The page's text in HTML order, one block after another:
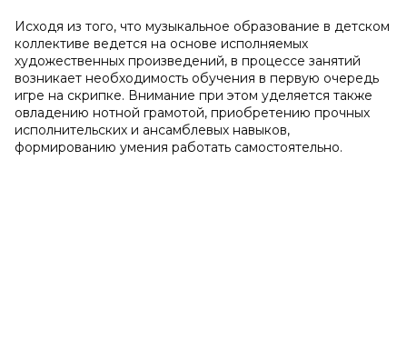
Исходя из того, что музыкальное образование в детском
коллективе ведется на основе исполняемых
художественных произведений, в процессе занятий
возникает необходимость обучения в первую очередь
игре на скрипке. Внимание при этом уделяется также
овладению нотной грамотой, приобретению прочных
исполнительских и ансамблевых навыков,
формированию умения работать самостоятельно.